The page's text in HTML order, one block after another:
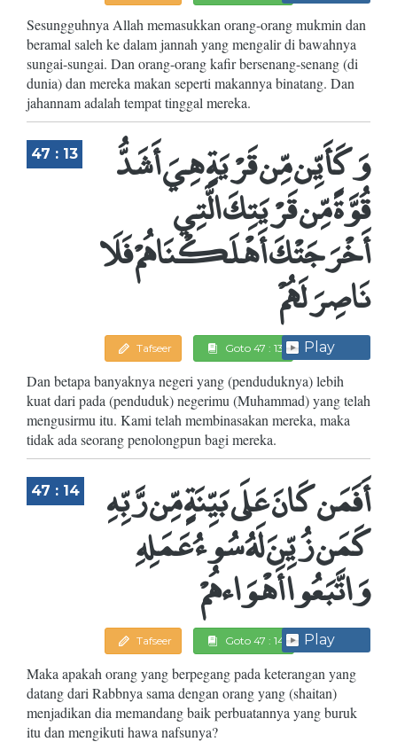
Sesungguhnya Allah memasukkan orang-orang mukmin dan
beramal saleh ke dalam jannah yang mengalir di bawahnya
sungai-sungai. Dan orang-orang kafir bersenang-senang (di
dunia) dan mereka makan seperti makannya binatang. Dan
jahannam adalah tempat tinggal mereka.
47 : 13 وَكَأَيِّن مِّن قَرْيَةٍ هِيَ أَشَدُّ
قُوَّةً مِّن قَرْيَتِكَ الَّتِي
أَخْرَجَتْكَ أَهْلَكْنَاهُمْ فَلَا
نَاصِرَ لَهُمْ
Tafseer Goto 47 : 13 Play
Dan betapa banyaknya negeri yang (penduduknya) lebih
kuat dari pada (penduduk) negerimu (Muhammad) yang telah
mengusirmu itu. Kami telah membinasakan mereka, maka
tidak ada seorang penolongpun bagi mereka.
47 : 14 أَفَمَن كَانَ عَلَى بَيِّنَةٍ مِّن رَّبِّهِ
كَمَن زُيِّنَ لَهُ سُوءُ عَمَلِهِ
وَاتَّبَعُوا أَهْوَاءهُمْ
Tafseer Goto 47 : 14 Play
Maka apakah orang yang berpegang pada keterangan yang
datang dari Rabbnya sama dengan orang yang (shaitan)
menjadikan dia memandang baik perbuatannya yang buruk
itu dan mengikuti hawa nafsunya?